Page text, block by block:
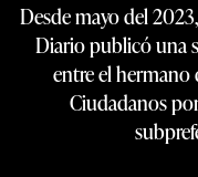
Desde mayo del
Diario publicó una
entre el hermano
Ciudadanos